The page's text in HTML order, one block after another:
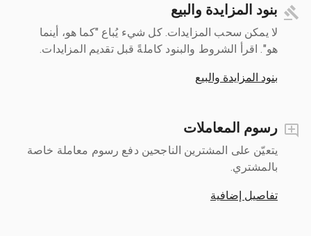
بنود المزايدة والبيع
لا يمكن سحب المزايدات. كل شيء يُباع "كما هو، أينما
هو". اقرأ الشروط والبنود كاملةً قبل تقديم المزايدات.
بنود المزايدة والبيع
رسوم المعاملات
يتعيّن على المشترين الناجحين دفع رسوم معاملة خاصة
بالمشتري.
تفاصيل إضافية